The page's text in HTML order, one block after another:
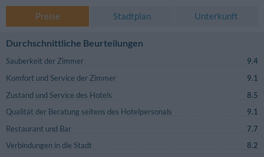
Preise Stadtplan Unterkunft
Durchschnittliche Beurteilungen
Sauberkeit der Zimmer
9.4
Komfort und Service der Zimmer
9.1
Zustand und Service des Hotels
8.5
Qualität der Beratung seitens des Hotelpersonals
9.1
Restaurant und Bar
7.7
Verbindungen in die Stadt
8.2